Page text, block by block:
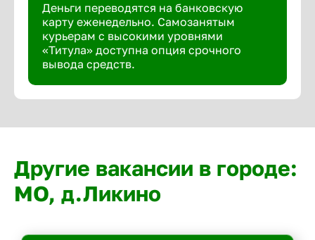
Деньги переводятся на банковскую
карту еженедельно. Самозанятым
курьерам с высокими уровнями
«Титула» доступна опция срочного
вывода средств.
Другие вакансии в городе:
МО, д.Ликино